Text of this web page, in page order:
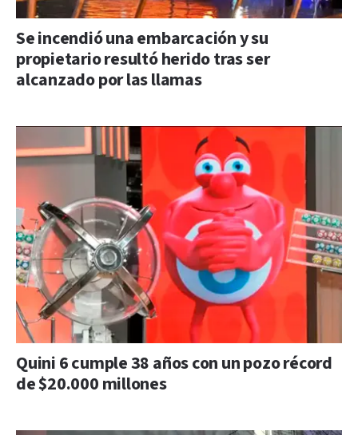
Se incendió una embarcación y su
propietario resultó herido tras ser
alcanzado por las llamas
Quini 6 cumple 38 años con un pozo récord
de $20.000 millones